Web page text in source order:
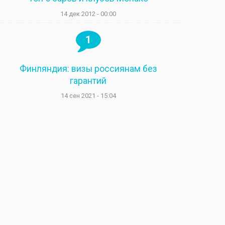
14 дек 2012 - 00:00
1
Финляндия: визы россиянам без
гарантий
14 сен 2021 - 15:04